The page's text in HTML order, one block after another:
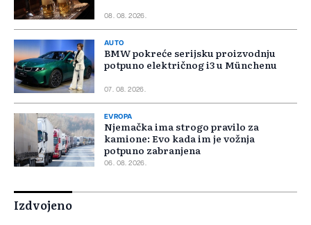
08. 08. 2026.
AUTO
BMW pokreće serijsku proizvodnju
potpuno električnog i3 u Münchenu
07. 08. 2026.
EVROPA
Njemačka ima strogo pravilo za
kamione: Evo kada im je vožnja
potpuno zabranjena
06. 08. 2026.
Izdvojeno